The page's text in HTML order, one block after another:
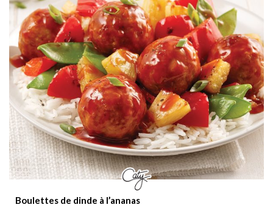
Boulettes de dinde à l’ananas